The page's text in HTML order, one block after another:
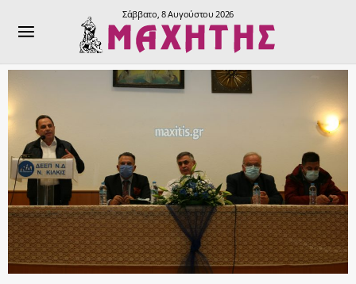
Σάββατο, 8 Αυγούστου 2026